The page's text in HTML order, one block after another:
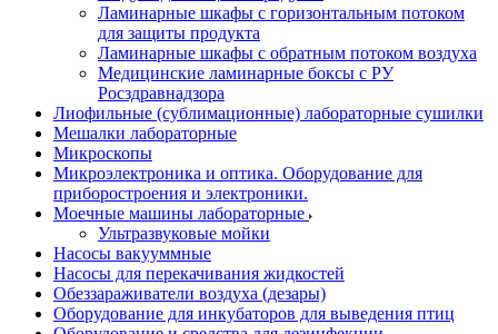
Ламинарные шкафы с горизонтальным потоком
для защиты продукта
Ламинарные шкафы с обратным потоком воздуха
Медицинские ламинарные боксы с РУ
Росздравнадзора
Лиофильные (сублимационные) лабораторные сушилки
Мешалки лабораторные
Микроскопы
Микроэлектроника и оптика. Оборудование для
приборостроения и электроники.
Моечные машины лабораторные
Ультразвуковые мойки
Насосы вакууммные
Насосы для перекачивания жидкостей
Обеззараживатели воздуха (дезары)
Оборудование для инкубаторов для выведения птиц